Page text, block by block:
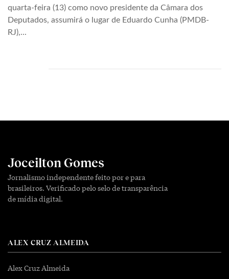
quarta-feira (13) como novo presidente da Câmara dos
Deputados, assumirá o lugar de Eduardo Cunha (PMDB-
RJ),...
Joceilton Gomes
Jornalismo independente feito por e para
brasileiros. Verificado pelo selo de transparência
de mídia digital.
ALEX CRUZ ALMEIDA
Alex Cruz Almeida